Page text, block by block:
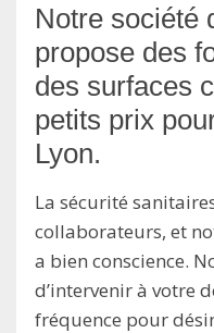
Notre société
propose des
des surfaces
petits prix
Lyon.
La sécurité
collaborateurs, et
a bien conscience.
d’intervenir à votre
fréquence pour